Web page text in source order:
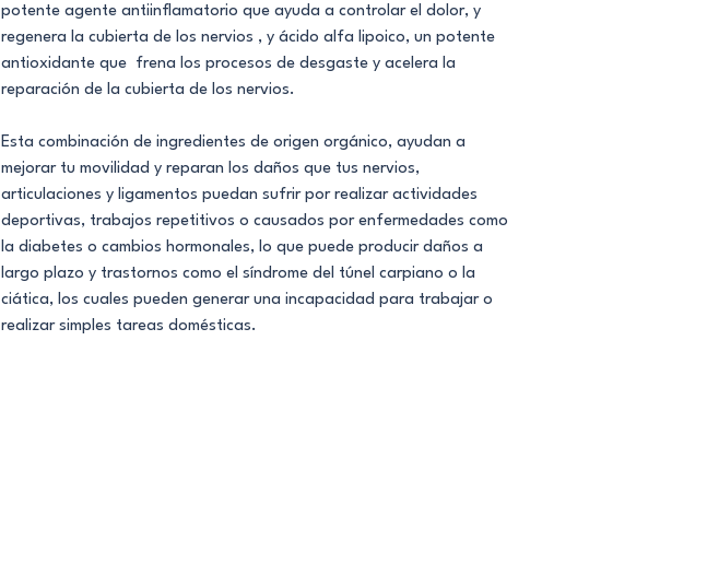
potente agente antiinflamatorio que ayuda a controlar el dolor, y
regenera la cubierta de los nervios , y ácido alfa lipoico, un potente
antioxidante que frena los procesos de desgaste y acelera la
reparación de la cubierta de los nervios.
Esta combinación de ingredientes de origen orgánico, ayudan a
mejorar tu movilidad y reparan los daños que tus nervios,
articulaciones y ligamentos puedan sufrir por realizar actividades
deportivas, trabajos repetitivos o causados por enfermedades como
la diabetes o cambios hormonales, lo que puede producir daños a
largo plazo y trastornos como el síndrome del túnel carpiano o la
ciática, los cuales pueden generar una incapacidad para trabajar o
realizar simples tareas domésticas.